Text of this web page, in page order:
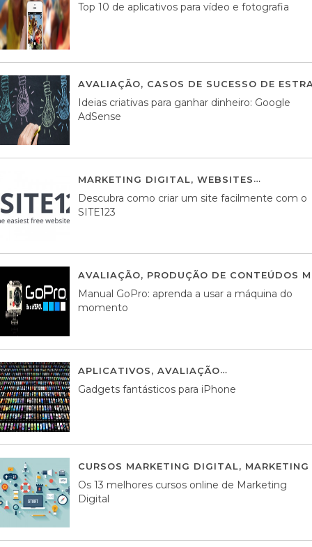
Top 10 de aplicativos para vídeo e fotografia
AVALIAÇÃO, CASOS DE SUCESSO DE
Ideias criativas para ganhar dinheiro: Google
AdSense
MARKETING DIGITAL, WEBSITES
Descubra como criar um site facilmente com o
SITE123
AVALIAÇÃO, PRODUÇÃO DE CONTEÚDOS
Manual GoPro: aprenda a usar a máquina do
momento
APLICATIVOS, AVALIAÇÃO
Gadgets fantásticos para iPhone
CURSOS MARKETING DIGITAL,
Os 13 melhores cursos online de Marketing
Digital